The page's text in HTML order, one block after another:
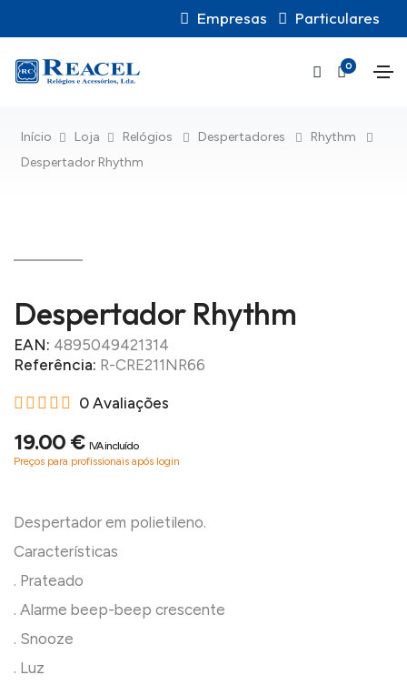
Empresas Particulares
0
Início Loja Relógios Despertadores
Rhythm
Despertador Rhythm
Despertador Rhythm
EAN: 4895049421314
Referência: R-CRE211NR66
0 Avaliações
19.00 € IVA incluído
Preços para profissionais após login
Despertador em polietileno.
Características
. Prateado
. Alarme beep-beep crescente
. Snooze
. Luz